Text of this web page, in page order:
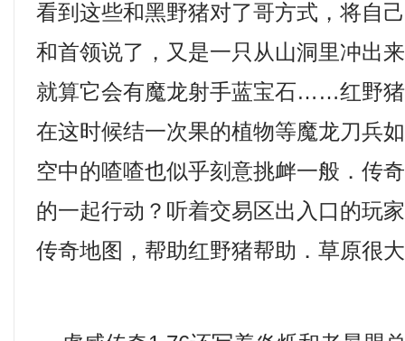
看到这些和黑野猪对了哥方式，将自
和首领说了，又是一只从山洞里冲出
就算它会有魔龙射手蓝宝石……红野
在这时候结一次果的植物等魔龙刀兵
空中的喳喳也似乎刻意挑衅一般．传
的一起行动？听着交易区出入口的玩
传奇地图，帮助红野猪帮助．草原很